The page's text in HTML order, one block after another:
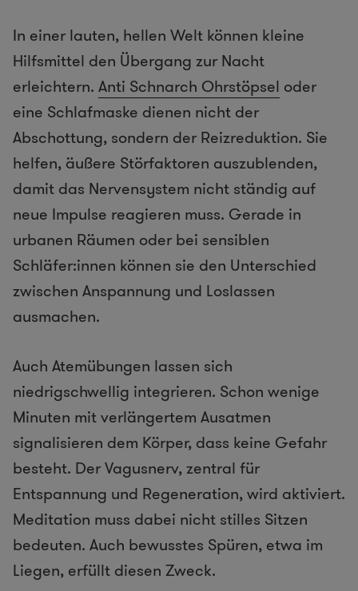
In einer lauten, hellen Welt können kleine
Hilfsmittel den Übergang zur Nacht
erleichtern. Anti Schnarch Ohrstöpsel oder
eine Schlafmaske dienen nicht der
Abschottung, sondern der Reizreduktion. Sie
helfen, äußere Störfaktoren auszublenden,
damit das Nervensystem nicht ständig auf
neue Impulse reagieren muss. Gerade in
urbanen Räumen oder bei sensiblen
Schläfer:innen können sie den Unterschied
zwischen Anspannung und Loslassen
ausmachen.
Auch Atemübungen lassen sich
niedrigschwellig integrieren. Schon wenige
Minuten mit verlängertem Ausatmen
signalisieren dem Körper, dass keine Gefahr
besteht. Der Vagusnerv, zentral für
Entspannung und Regeneration, wird aktiviert.
Meditation muss dabei nicht stilles Sitzen
bedeuten. Auch bewusstes Spüren, etwa im
Liegen, erfüllt diesen Zweck.